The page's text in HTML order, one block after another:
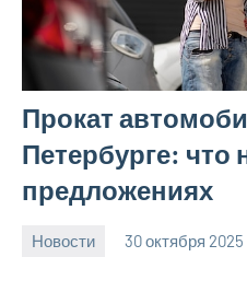
Прокат
Петербурге: что
предложениях
Новости 30 октября 2025